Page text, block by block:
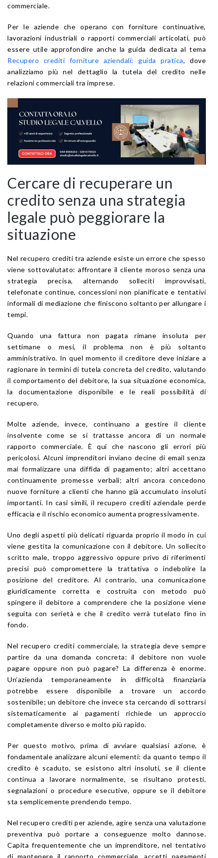
commerciale.
Per le aziende che operano con forniture continuative,
lavorazioni industriali o rapporti commerciali articolati, può
essere utile approfondire anche la guida dedicata al tema
Recupero crediti forniture aziendali: guida pratica, dove
analizziamo più nel dettaglio la tutela del credito nelle
relazioni commerciali tra imprese.
Cercare di recuperare un
credito senza una strategia
legale può peggiorare la
situazione
Nel recupero crediti tra aziende esiste un errore che spesso
viene sottovalutato: affrontare il cliente moroso senza una
strategia precisa, alternando solleciti improvvisati,
telefonate continue, concessioni non pianificate e tentativi
informali di mediazione che finiscono soltanto per allungare i
tempi.
Quando una fattura non pagata rimane insoluta per
settimane o mesi, il problema non è più soltanto
amministrativo. In quel momento il creditore deve iniziare a
ragionare in termini di tutela concreta del credito, valutando
il comportamento del debitore, la sua situazione economica,
la documentazione disponibile e le reali possibilità di
recupero.
Molte aziende, invece, continuano a gestire il cliente
insolvente come se si trattasse ancora di un normale
rapporto commerciale. È qui che nascono gli errori più
pericolosi. Alcuni imprenditori inviano decine di email senza
mai formalizzare una diffida di pagamento; altri accettano
continuamente promesse verbali; altri ancora concedono
nuove forniture a clienti che hanno già accumulato insoluti
importanti. In casi simili, il recupero crediti aziendale perde
efficacia e il rischio economico aumenta progressivamente.
Uno degli aspetti più delicati riguarda proprio il modo in cui
viene gestita la comunicazione con il debitore. Un sollecito
scritto male, troppo aggressivo oppure privo di riferimenti
precisi può compromettere la trattativa o indebolire la
posizione del creditore. Al contrario, una comunicazione
giuridicamente corretta e costruita con metodo può
spingere il debitore a comprendere che la posizione viene
seguita con serietà e che il credito verrà tutelato fino in
fondo.
Nel recupero crediti commerciale, la strategia deve sempre
partire da una domanda concreta: il debitore non vuole
pagare oppure non può pagare? La differenza è enorme.
Un’azienda temporaneamente in difficoltà finanziaria
potrebbe essere disponibile a trovare un accordo
sostenibile; un debitore che invece sta cercando di sottrarsi
sistematicamente ai pagamenti richiede un approccio
completamente diverso e molto più rapido.
Per questo motivo, prima di avviare qualsiasi azione, è
fondamentale analizzare alcuni elementi: da quanto tempo il
credito è scaduto, se esistono altri insoluti, se il cliente
continua a lavorare normalmente, se risultano protesti,
segnalazioni o procedure esecutive, oppure se il debitore
sta semplicemente prendendo tempo.
Nel recupero crediti per aziende, agire senza una valutazione
preventiva può portare a conseguenze molto dannose.
Capita frequentemente che un imprenditore, nel tentativo
di mantenere il rapporto commerciale, accetti pagamenti